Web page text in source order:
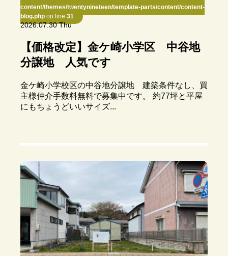
content/themes/twentynineteen/template-parts/content/content-
blog.php on line 31
2026.07.30 Thu
【価格改定】金ケ崎小学区 中谷地
分譲地 人気です
金ケ崎小学校区の中谷地分譲地 建築条件なし、買
主様仲介手数料無料で募集中です。 約77坪と平屋
にもちょうどいいサイズ...